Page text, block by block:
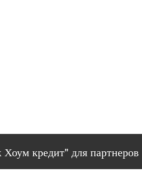
кредит" для партнеров